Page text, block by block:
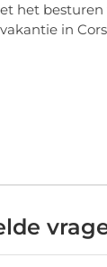
het besturen
in